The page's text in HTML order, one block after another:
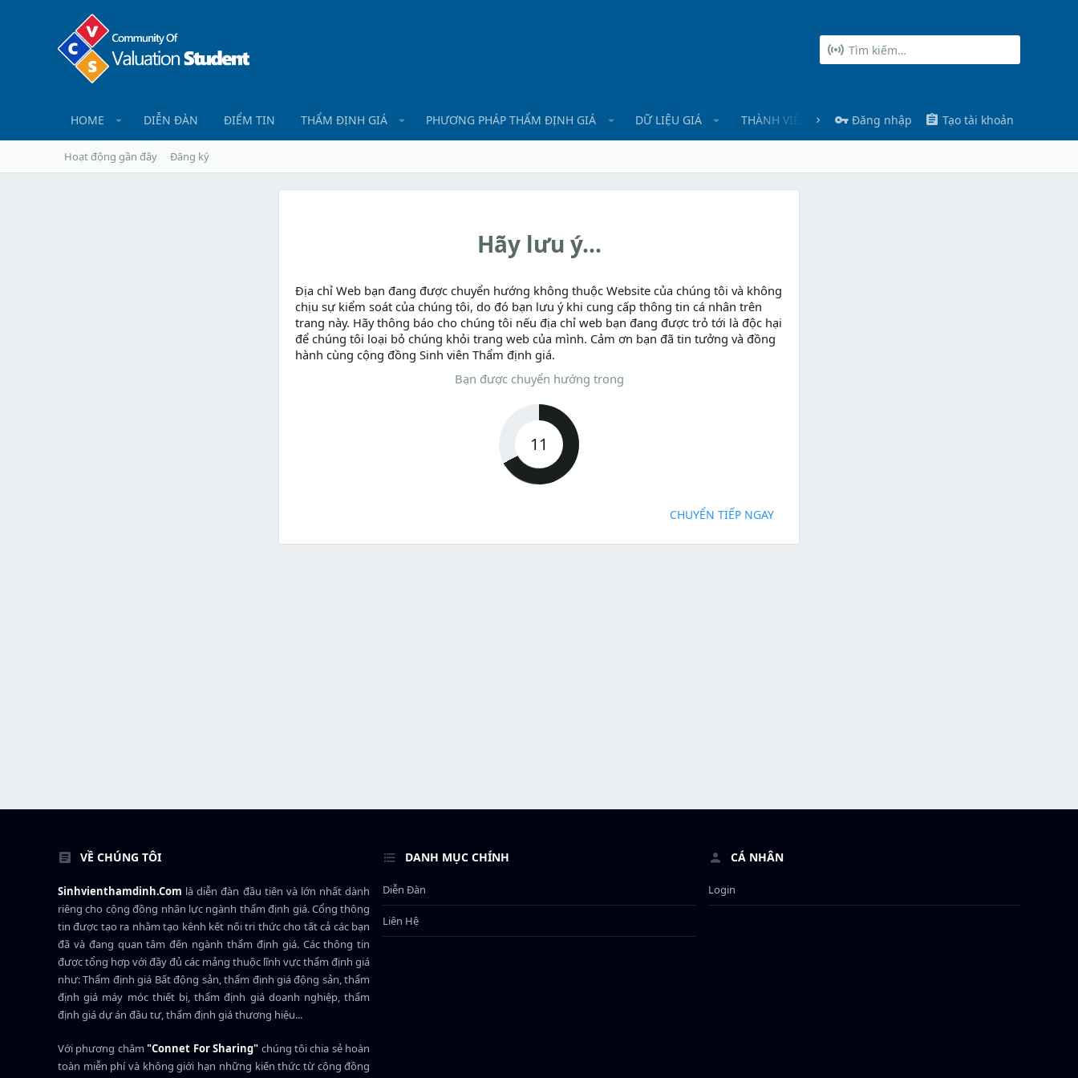
HOME DIỄN ĐÀN ĐIỂM TIN THẨM ĐỊNH GIÁ PHƯƠNG PHÁP THẨM ĐỊNH GIÁ DỮ LIỆU GIÁ THÀNH VIÊN Đăng nhập Tạo tài khoản
Hoạt động gần đây Đăng ký
Hãy lưu ý...
Địa chỉ Web bạn đang được chuyển hướng không thuộc Website của chúng tôi và không
chịu sự kiểm soát của chúng tôi, do đó bạn lưu ý khi cung cấp thông tin cá nhân trên
trang này. Hãy thông báo cho chúng tôi nếu địa chỉ web bạn đang được trỏ tới là độc hại
để chúng tôi loại bỏ chúng khỏi trang web của mình. Cảm ơn bạn đã tin tưởng và đồng
hành cùng cộng đồng Sinh viên Thẩm định giá.
Bạn được chuyển hướng trong
11
CHUYỂN TIẾP NGAY
VỀ CHÚNG TÔI
Sinhvienthamdinh.Com là diễn đàn đầu tiên và lớn nhất dành
riêng cho cộng đồng nhân lực ngành thẩm định giá. Cổng thông
tin được tạo ra nhằm tạo kênh kết nối tri thức cho tất cả các bạn
đã và đang quan tâm đến ngành thẩm định giá. Các thông tin
được tổng hợp với đầy đủ các mảng thuộc lĩnh vực thẩm định giá
như: Thẩm định giá Bất động sản, thẩm định giá động sản, thẩm
định giá máy móc thiết bị, thẩm định giá doanh nghiệp, thẩm
định giá dự án đầu tư, thẩm định giá thương hiệu...
Với phương châm"Connet For Sharing" chúng tôi chia sẻ hoàn
toàn miễn phí và không giới hạn những kiến thức từ cộng đồng
DANH MỤC CHÍNH
Diễn Đàn
Liên Hệ
CÁ NHÂN
Login